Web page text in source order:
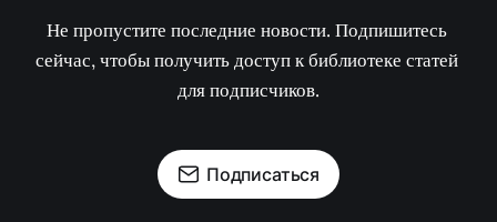
Не пропустите последние новости. Подпишитесь
сейчас, чтобы получить доступ к библиотеке статей
для подписчиков.
Подписаться